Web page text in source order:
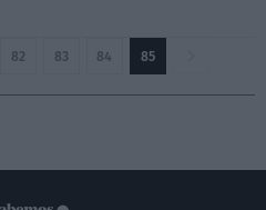
82 83 84 85